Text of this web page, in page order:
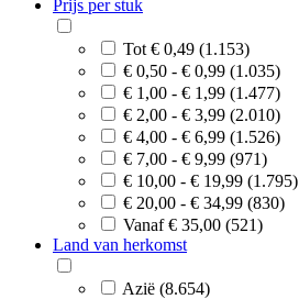
Prijs per stuk
Tot € 0,49 (1.153)
€ 0,50 - € 0,99 (1.035)
€ 1,00 - € 1,99 (1.477)
€ 2,00 - € 3,99 (2.010)
€ 4,00 - € 6,99 (1.526)
€ 7,00 - € 9,99 (971)
€ 10,00 - € 19,99 (1.795)
€ 20,00 - € 34,99 (830)
Vanaf € 35,00 (521)
Land van herkomst
Azië (8.654)